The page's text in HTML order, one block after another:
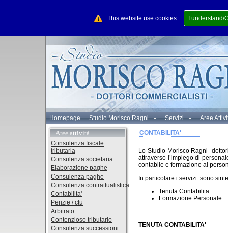
This website use cookies: I
Homepage Studio Morisco Ragni Servizi Aree
Aree attività
Consulenza fiscale
tributaria
Consulenza societaria
Elaborazione paghe
Consulenza paghe
Consulenza contrattualistica
Contabilita'
Perizie / ctu
Arbitrato
Contenzioso tributario
Consulenza successioni
CONTABILITA'
Lo Studio Morisco Ragni
attraverso l’impiego di
contabile e formazione al
In particolare i servizi sono
Tenuta Contabilita’
Formazione Personale
TENUTA CONTABILITA'